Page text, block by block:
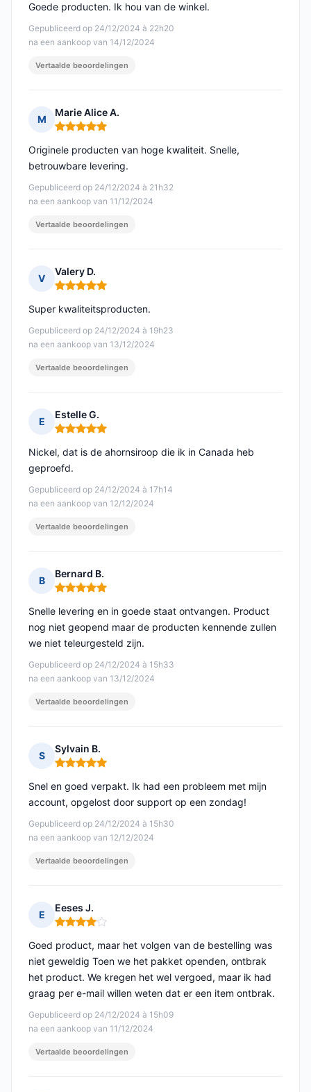
Gepubliceerd op 24/12/2024 à 22h20
na een aankoop van 14/12/2024
Goede producten. Ik hou van de winkel.
Vertaalde beoordelingen
M
Marie Alice A.
Opmerking: 5 van 5
Gepubliceerd op 24/12/2024 à 21h32
na een aankoop van 11/12/2024
Originele producten van hoge kwaliteit. Snelle,
betrouwbare levering.
Vertaalde beoordelingen
V
Valery D.
Opmerking: 5 van 5
Gepubliceerd op 24/12/2024 à 19h23
na een aankoop van 13/12/2024
Super kwaliteitsproducten.
Vertaalde beoordelingen
E
Estelle G.
Opmerking: 5 van 5
Gepubliceerd op 24/12/2024 à 17h14
na een aankoop van 12/12/2024
Nickel, dat is de ahornsiroop die ik in Canada heb
geproefd.
Vertaalde beoordelingen
B
Bernard B.
Opmerking: 5 van 5
Gepubliceerd op 24/12/2024 à 15h33
na een aankoop van 13/12/2024
Snelle levering en in goede staat ontvangen. Product
nog niet geopend maar de producten kennende zullen
we niet teleurgesteld zijn.
Vertaalde beoordelingen
S
Sylvain B.
Opmerking: 5 van 5
Gepubliceerd op 24/12/2024 à 15h30
na een aankoop van 12/12/2024
Snel en goed verpakt. Ik had een probleem met mijn
account, opgelost door support op een zondag!
Vertaalde beoordelingen
E
Eeses J.
Opmerking: 4 van 5
Gepubliceerd op 24/12/2024 à 15h09
na een aankoop van 11/12/2024
Goed product, maar het volgen van de bestelling was
niet geweldig Toen we het pakket openden, ontbrak
het product. We kregen het wel vergoed, maar ik had
graag per e-mail willen weten dat er een item ontbrak.
Vertaalde beoordelingen